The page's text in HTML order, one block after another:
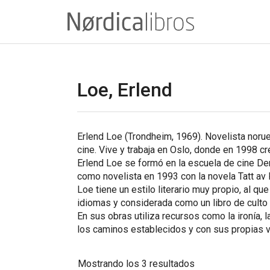
Loe, Erlend
Erlend Loe (Trondheim, 1969). Novelista
cine. Vive y trabaja en Oslo, donde en 1998
Erlend Loe se formó en la escuela de cine
como novelista en 1993 con la novela Tatt av
Loe tiene un estilo literario muy propio, al
idiomas y considerada como un libro de
En sus obras utiliza recursos como la ironía,
los caminos establecidos y con sus propias
Mostrando los 3 resultados